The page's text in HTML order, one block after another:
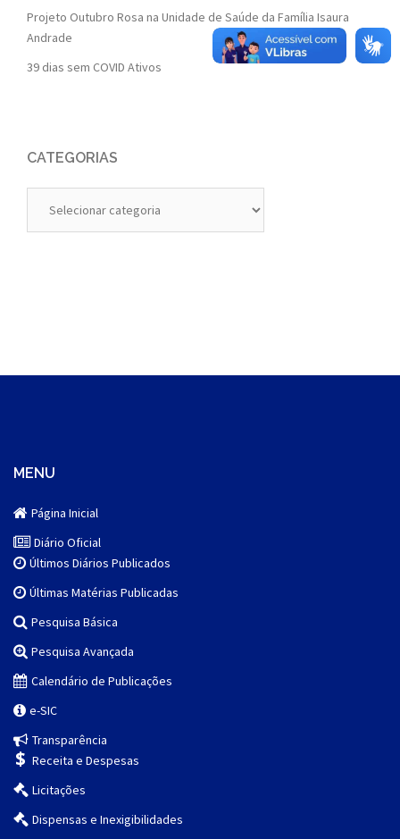
Projeto Outubro Rosa na Unidade de Saúde da Família Isaura
Andrade
39 dias sem COVID Ativos
CATEGORIAS
MENU
Página Inicial
Diário Oficial
Últimos Diários Publicados
Últimas Matérias Publicadas
Pesquisa Básica
Pesquisa Avançada
Calendário de Publicações
e-SIC
Transparência
Receita e Despesas
Licitações
Dispensas e Inexigibilidades